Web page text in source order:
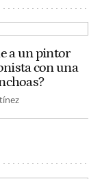
a un pintor
con una